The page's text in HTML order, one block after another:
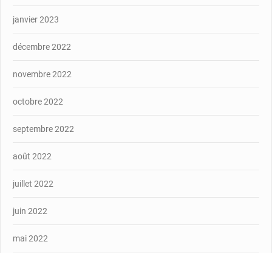
janvier 2023
décembre 2022
novembre 2022
octobre 2022
septembre 2022
août 2022
juillet 2022
juin 2022
mai 2022